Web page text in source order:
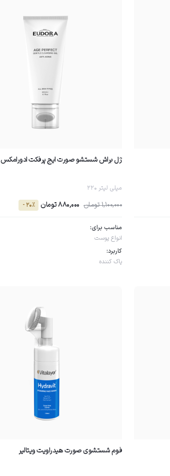
ژل براش شستشو صورت ایج پرفکت ادورامکس
220 میلی لیتر
1,100,000 تومان 880,000 تومان - 20٪
مناسب برای:
انواع پوست
کاربرد:
پاک کننده
فوم شستشوى صورت هیدراویت ویتالیر